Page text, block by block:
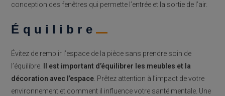
conception des fenêtres qui permette l’entrée et la sortie de l’air.
Équilibre
Évitez de remplir l’espace de la pièce sans prendre soin de
l’équilibre.
Il est important d’équilibrer les meubles et la
décoration avec l’espace. Prêtez attention à l’impact de votre
environnement et comment il influence votre santé mentale. Une